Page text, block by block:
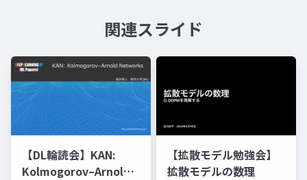
関連スライド
【DL輪読会】KAN:
Kolmogorov–Arnold
【拡散モデル勉強会】
拡散モデルの数理